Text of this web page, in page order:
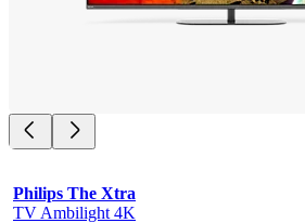
Philips The Xtra
TV Ambilight 4K